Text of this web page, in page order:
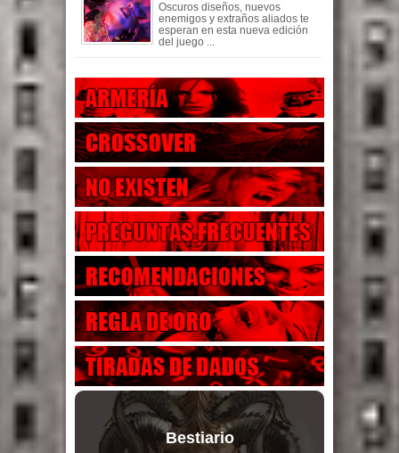
Oscuros diseños, nuevos
enemigos y extraños aliados te
esperan en esta nueva edición
del juego ...
Bestiario